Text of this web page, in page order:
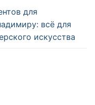
для
всё для
искусства